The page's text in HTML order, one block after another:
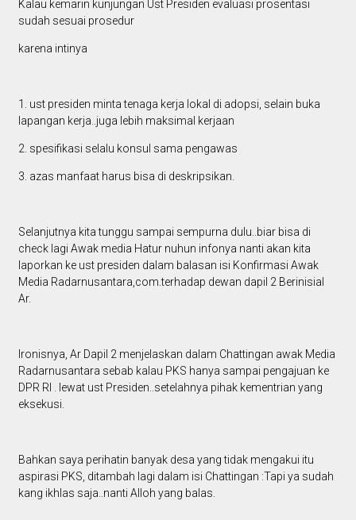
Kalau kemarin kunjungan Ust Presiden evaluasi prosentasi
sudah sesuai prosedur
karena intinya
1. ust presiden minta tenaga kerja lokal di adopsi, selain buka
lapangan kerja..juga lebih maksimal kerjaan
2. spesifikasi selalu konsul sama pengawas
3. azas manfaat harus bisa di deskripsikan.
Selanjutnya kita tunggu sampai sempurna dulu..biar bisa di
check lagi Awak media Hatur nuhun infonya nanti akan kita
laporkan ke ust presiden dalam balasan isi Konfirmasi Awak
Media Radarnusantara,com.terhadap dewan dapil 2 Berinisial
Ar.
Ironisnya, Ar Dapil 2 menjelaskan dalam Chattingan awak Media
Radarnusantara sebab kalau PKS hanya sampai pengajuan ke
DPR RI . lewat ust Presiden..setelahnya pihak kementrian yang
eksekusi.
Bahkan saya perihatin banyak desa yang tidak mengakui itu
aspirasi PKS, ditambah lagi dalam isi Chattingan :Tapi ya sudah
kang ikhlas saja..nanti Alloh yang balas.